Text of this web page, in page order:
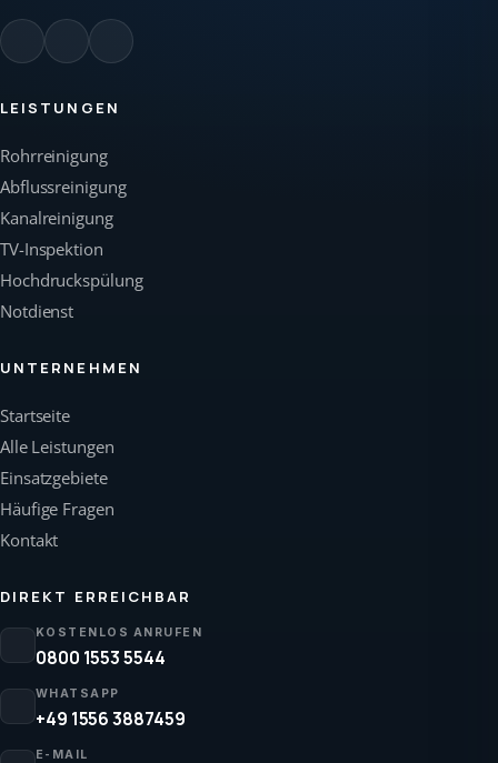
LEISTUNGEN
Rohrreinigung
Abflussreinigung
Kanalreinigung
TV-Inspektion
Hochdruckspülung
Notdienst
UNTERNEHMEN
Startseite
Alle Leistungen
Einsatzgebiete
Häufige Fragen
Kontakt
DIREKT ERREICHBAR
KOSTENLOS ANRUFEN
0800 1553 5544
WHATSAPP
+49 1556 3887459
E-MAIL